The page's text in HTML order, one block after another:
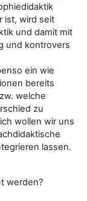
ist, wird seit
und damit mit
und kontrovers
ein wie
bereits
welche
zu
wollen wir uns
lassen.
werden?